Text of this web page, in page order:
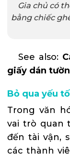
Gia chủ có
bằng chiếc
See also:
giấy dán
Bỏ qua yếu
Trong văn
vai trò quan
đến tài vận,
các thành